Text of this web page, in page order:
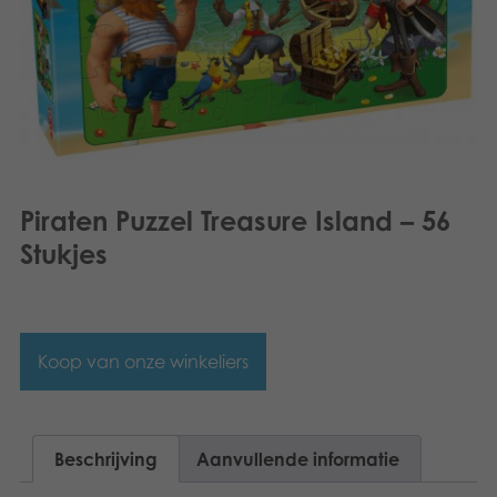
Speelgoed
Boeken
Apps
Dansk
Français
Norsk
Svenska
Deutsch
Piraten Puzzel Treasure Island – 56
Stukjes
Koop van onze winkeliers
Beschrijving Aanvullende informatie